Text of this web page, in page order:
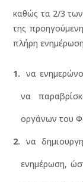
καθώς τα 2/3
της
πλήρη
να
να
οργάνων του
να
ενημέρωση,